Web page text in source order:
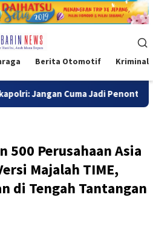
Berita Otomotif Kriminal
Jadilah Talenta Digital
500 Perusahaan Asia
Majalah TIME,
di Tengah Tantangan